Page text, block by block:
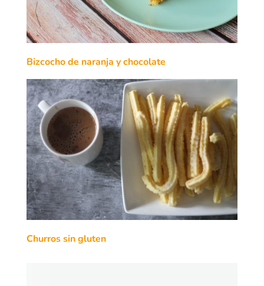
Bizcocho de naranja y chocolate
Churros sin gluten